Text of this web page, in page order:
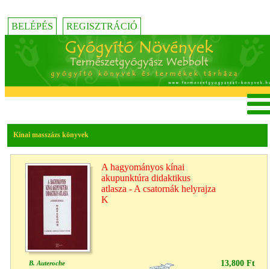
BELÉPÉS REGISZTRÁCIÓ
Kínai masszázs könyvek
A hagyományos kínai
akupunktúra didaktikus
atlasza - A csatornák helyrajza
K
B. Auteroche 13,800 Ft